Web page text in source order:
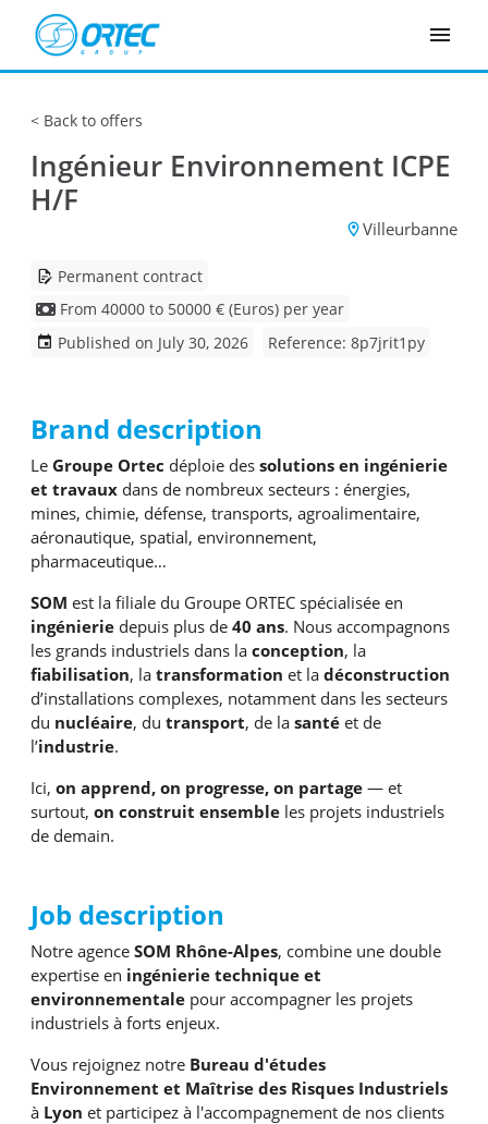
Back to offers
Ingénieur Environnement ICPE
H/F
Villeurbanne
Permanent contract
From 40000 to 50000 € (Euros) per year
Published on July 30, 2026
Reference: 8p7jrit1py
Brand description
Le Groupe Ortec déploie des solutions en ingénierie
et travaux dans de nombreux secteurs : énergies,
mines, chimie, défense, transports, agroalimentaire,
aéronautique, spatial, environnement,
pharmaceutique…
SOM est la filiale du Groupe ORTEC spécialisée en
ingénierie depuis plus de 40 ans. Nous accompagnons
les grands industriels dans la conception, la
fiabilisation, la transformation et la déconstruction
d’installations complexes, notamment dans les secteurs
du nucléaire, du transport, de la santé et de
l’industrie.
Ici, on apprend, on progresse, on partage — et
surtout, on construit ensemble les projets industriels
de demain.
Job description
Notre agence SOM Rhône-Alpes, combine une double
expertise en ingénierie technique et
environnementale pour accompagner les projets
industriels à forts enjeux.
Vous rejoignez notre Bureau d'études
Environnement et Maîtrise des Risques Industriels
à Lyon et participez à l'accompagnement de nos clients
Cookies management panel